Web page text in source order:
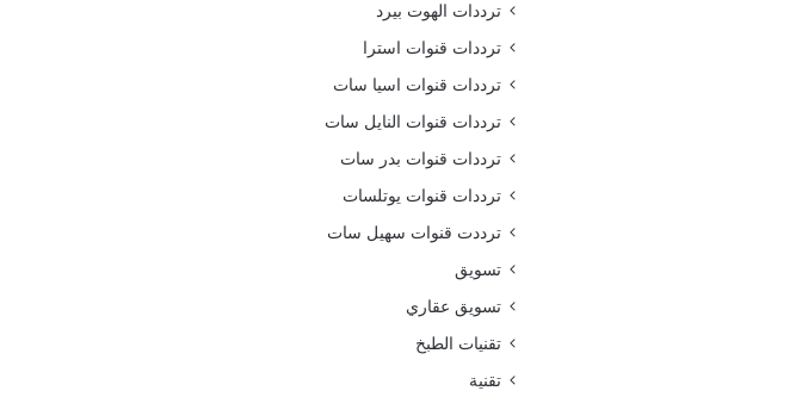
ترددات الهوت بيرد
ترددات قنوات استرا
ترددات قنوات اسيا سات
ترددات قنوات النايل سات
ترددات قنوات بدر سات
ترددات قنوات يوتلسات
ترددت قنوات سهيل سات
تسويق
تسويق عقاري
تقنيات الطبخ
تقنية